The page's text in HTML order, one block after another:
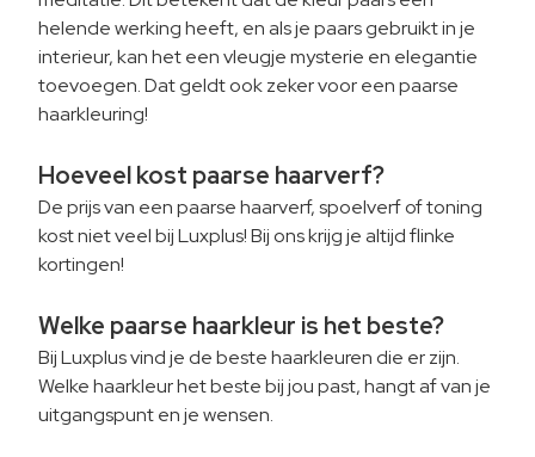
helende werking heeft, en als je paars gebruikt in je
interieur, kan het een vleugje mysterie en elegantie
toevoegen. Dat geldt ook zeker voor een paarse
haarkleuring!
Hoeveel kost paarse haarverf?
De prijs van een paarse haarverf, spoelverf of toning
kost niet veel bij Luxplus! Bij ons krijg je altijd flinke
kortingen!
Welke paarse haarkleur is het beste?
Bij Luxplus vind je de beste haarkleuren die er zijn.
Welke haarkleur het beste bij jou past, hangt af van je
uitgangspunt en je wensen.